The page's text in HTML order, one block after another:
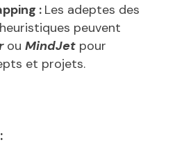
: Les adeptes des
peuvent
ou MindJet pour
et projets.